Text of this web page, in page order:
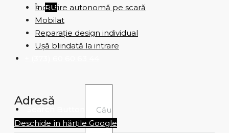
RU
Încălzire autonomă pe scară
Mobilat
Reparație design individual
Ușă blindată la intrare
Adresă
Deschide în hărțile Google